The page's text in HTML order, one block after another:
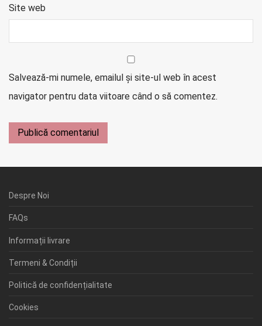
Site web
Salvează-mi numele, emailul și site-ul web în acest
navigator pentru data viitoare când o să comentez.
Despre Noi
FAQs
Informații livrare
Termeni & Condiții
Politică de confidențialitate
Cookies